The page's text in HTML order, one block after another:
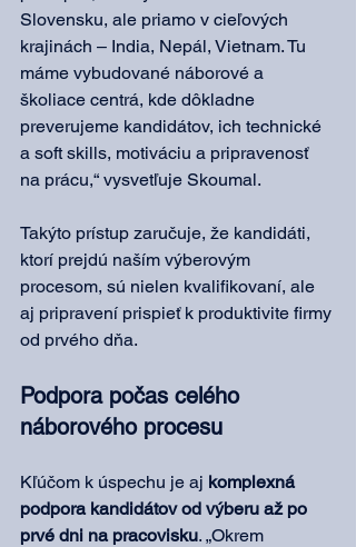
Slovensku, ale priamo v cieľových
krajinách – India, Nepál, Vietnam. Tu
máme vybudované náborové a
školiace centrá, kde dôkladne
preverujeme kandidátov, ich technické
a soft skills, motiváciu a pripravenosť
na prácu,“ vysvetľuje Skoumal.
Takýto prístup zaručuje, že kandidáti,
ktorí prejdú naším výberovým
procesom, sú nielen kvalifikovaní, ale
aj pripravení prispieť k produktivite firmy
od prvého dňa.
Podpora počas celého
náborového procesu
Kľúčom k úspechu je aj komplexná
podpora kandidátov od výberu až po
prvé dni na pracovisku. „Okrem